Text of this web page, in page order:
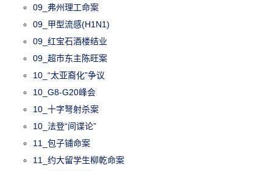
09_弗州理工命案
09_甲型流感(H1N1)
09_红宝石酒楼结业
09_超市东主陈旺案
10_“太亚裔化”争议
10_G8-G20峰会
10_十字弩射杀案
10_法登“间谍论”
11_包子铺命案
11_约大留学生柳乾命案